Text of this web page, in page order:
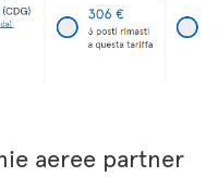
aeree partner